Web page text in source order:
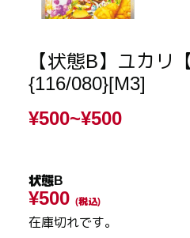
【状態B】ユカリ
{116/080}[M3]
¥500~¥500
状態B
¥500 (税込)
在庫切れです。